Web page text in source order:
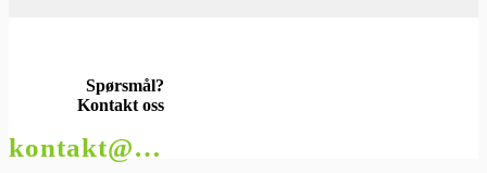
Spørsmål?
Kontakt oss
kontakt@polar55.com